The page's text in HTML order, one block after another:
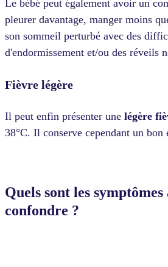
Le bébé peut également avoir un
pleurer davantage, manger moins
son sommeil perturbé avec des
d'endormissement et/ou des réveils
Fièvre légère
Il peut enfin présenter une légère
38°C. Il conserve cependant un bon
Quels sont les symptômes
confondre ?